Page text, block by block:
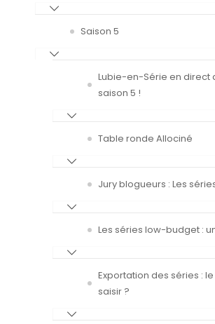
Saison 5
Lubie-en-Série en direct
saison 5 !
Table ronde Allociné
Jury blogueurs : Les
Les séries low-budget :
Exportation des séries :
saisir ?